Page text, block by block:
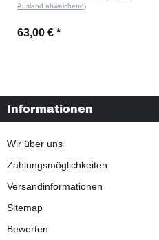
Ausland abweichend)
63,00 € *
Informationen
Wir über uns
Zahlungsmöglichkeiten
Versandinformationen
Sitemap
Bewerten